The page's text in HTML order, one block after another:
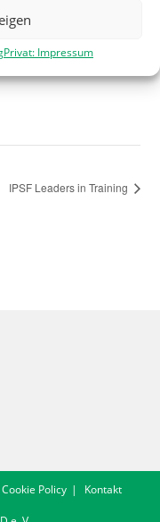
Privat: Impressum
IPSF Leaders in Training
Cookie Policy Kontakt